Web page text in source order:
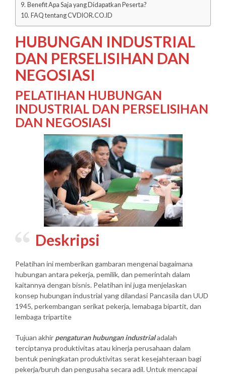
Benefit Apa Saja yang Didapatkan Peserta?
FAQ tentang CVDIOR.CO.ID
HUBUNGAN INDUSTRIAL
DAN PERSELISIHAN DAN
NEGOSIASI
PELATIHAN HUBUNGAN
INDUSTRIAL DAN PERSELISIHAN
DAN NEGOSIASI
Deskripsi
Pelatihan ini memberikan gambaran mengenai bagaimana
hubungan antara pekerja, pemilik, dan pemerintah dalam
kaitannya dengan bisnis. Pelatihan ini juga menjelaskan
konsep hubungan industrial yang dilandasi Pancasila dan UUD
1945, perkembangan serikat pekerja, lemabaga bipartit, dan
lembaga tripartite
Tujuan akhir pengaturan hubungan industrialadalah
terciptanya produktivitas atau kinerja perusahaan dalam
bentuk peningkatan produktivitas serat kesejahteraan bagi
pekerja/buruh dan pengusaha secara adil. Untuk mencapai